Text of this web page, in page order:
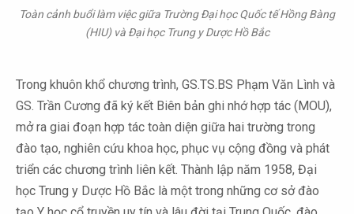
Toàn cảnh buổi làm việc giữa Trường Đại học Quốc tế Hồng Bàng
(HIU) và Đại học Trung y Dược Hồ Bắc
Trong khuôn khổ chương trình, GS.TS.BS Phạm Văn Lình và
GS. Trần Cương đã ký kết Biên bản ghi nhớ hợp tác (MOU),
mở ra giai đoạn hợp tác toàn diện giữa hai trường trong
đào tạo, nghiên cứu khoa học, phục vụ cộng đồng và phát
triển các chương trình liên kết. Thành lập năm 1958, Đại
học Trung y Dược Hồ Bắc là một trong những cơ sở đào